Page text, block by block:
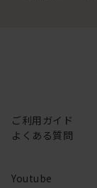
ご利用ガイド
よくある質問
Youtube